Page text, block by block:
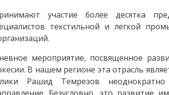
участие более десятка
текстильной и легкой
мероприятие, посвященное
В нашем регионе эта отрасль
Рашид Темрезов
Безусловно, это развитие